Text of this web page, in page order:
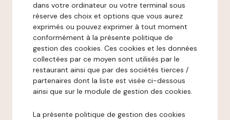
dans votre ordinateur ou votre terminal sous
réserve des choix et options que vous aurez
exprimés ou pouvez exprimer à tout moment
conformément à la présente politique de
gestion des cookies. Ces cookies et les données
collectées par ce moyen sont utilisés par le
restaurant ainsi que par des sociétés tierces /
partenaires dont la liste est visée ci-dessous
ainsi que sur le module de gestion des cookies.
La présente politique de gestion des cookies